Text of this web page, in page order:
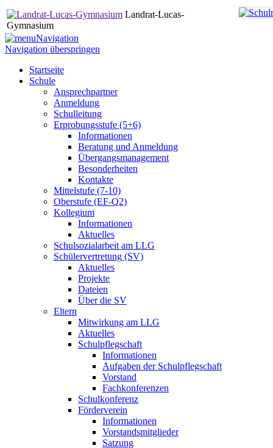
Landrat-Lucas-
Gymnasium
Navigation
Navigation überspringen
Startseite
Schule
Ansprechpartner
Anmeldung
Schulleitung
Erprobungsstufe (5+6)
Informationen
Beratung und Anmeldung
Übergangsmanagement
Besonderheiten
Kontakte
Mittelstufe (7-10)
Oberstufe (EF-Q2)
Kollegium
Informationen
Aktuelles
Schulsozialarbeit am LLG
Schülervertretung (SV)
Aktuelles
Projekte
Dateien
Über die SV
Eltern
Mitwirkung am LLG
Aktuelles
Schulpflegschaft
Informationen
Aufgaben der Schulpflegschaft
Vorstand
Fachkonferenzen
Schulkonferenz
Förderverein
Informationen
Vorstandsmitglieder
Satzung